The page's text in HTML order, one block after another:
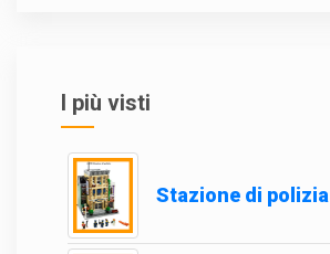
I più visti
Stazione di polizia